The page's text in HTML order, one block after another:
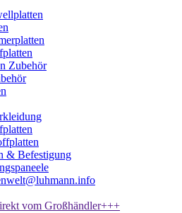
Zubehör
& Befestigung
vom Großhändler+++